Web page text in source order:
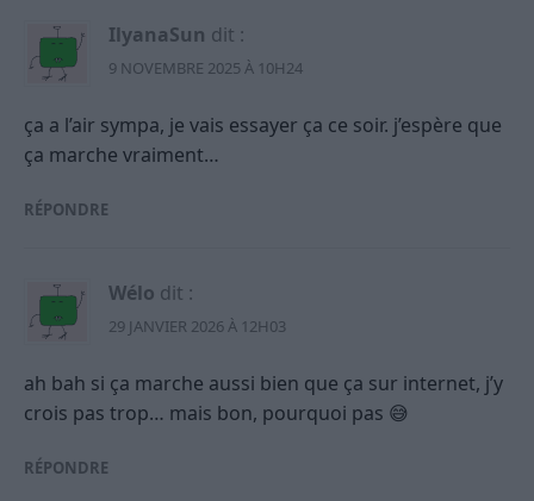
IlyanaSun dit :
9 NOVEMBRE 2025 À 10H24
ça a l’air sympa, je vais essayer ça ce soir. j’espère que
ça marche vraiment…
RÉPONDRE
Wélo dit :
29 JANVIER 2026 À 12H03
ah bah si ça marche aussi bien que ça sur internet, j’y
crois pas trop… mais bon, pourquoi pas 😅
RÉPONDRE